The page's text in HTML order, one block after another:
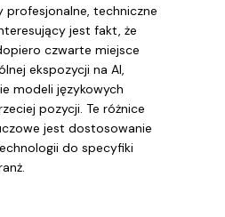
profesjonalne, techniczne
jest fakt, że
czwarte miejsce
ekspozycji na AI,
modeli językowych
pozycji. Te różnice
jest dostosowanie
do specyfiki